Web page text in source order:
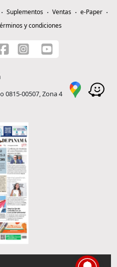
Suplementos Ventas
e-Paper
y condiciones
0815-00507, Zona 4